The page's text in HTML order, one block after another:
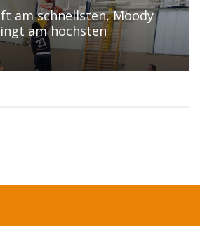
am schnellsten, Moody
am höchsten